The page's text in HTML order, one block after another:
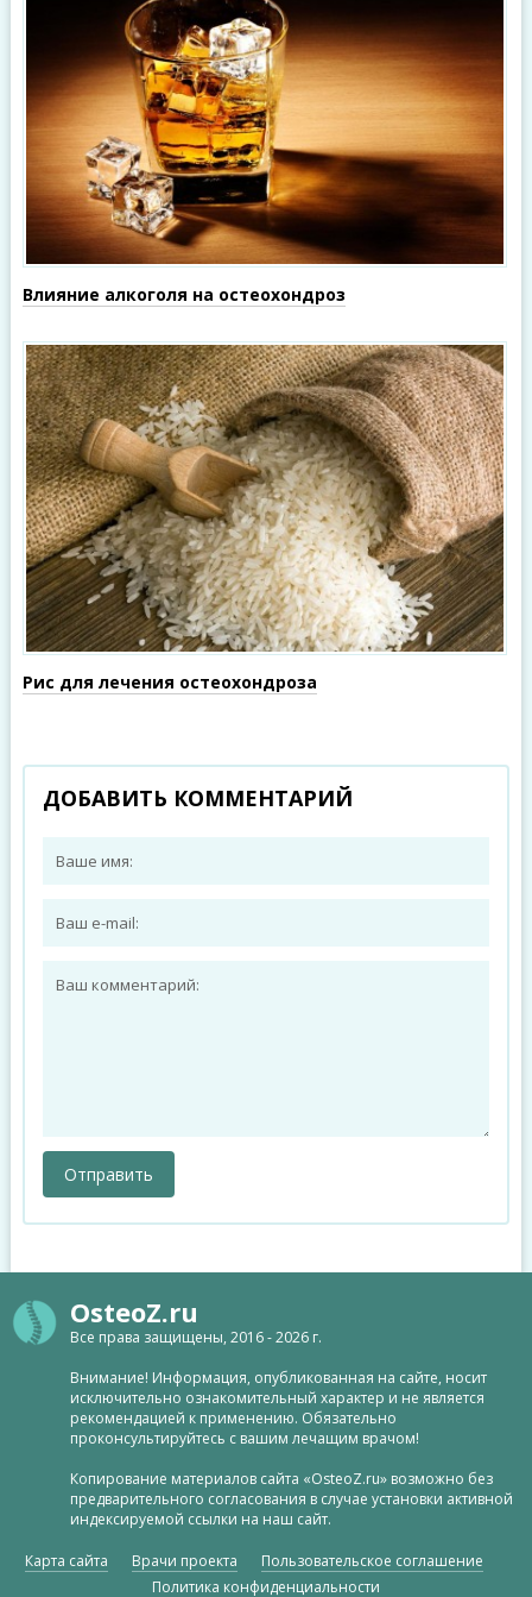
Влияние алкоголя на остеохондроз
Рис для лечения остеохондроза
ДОБАВИТЬ КОММЕНТАРИЙ
OsteoZ.ru
Все права защищены, 2016 - 2026 г.
Внимание! Информация, опубликованная на сайте, носит
исключительно ознакомительный характер и не является
рекомендацией к применению. Обязательно
проконсультируйтесь с вашим лечащим врачом!
Копирование материалов сайта «OsteoZ.ru» возможно без
предварительного согласования в случае установки активной
индексируемой ссылки на наш сайт.
Карта сайта Врачи проекта
Пользовательское соглашение
Политика конфиденциальности